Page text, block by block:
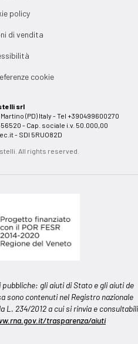
policy
di vendita
cookie
srl
(PD) Italy - Tel +390499600270
- Cap. sociale i.v. 50.000,00
- SDI 5RUO82D
All rights reserved.
gli aiuti di Stato e gli aiuti de
sono contenuti nel Registro nazionale
L. 234/2012 a cui si rinvia e consultabili
trasparenza/aiuti